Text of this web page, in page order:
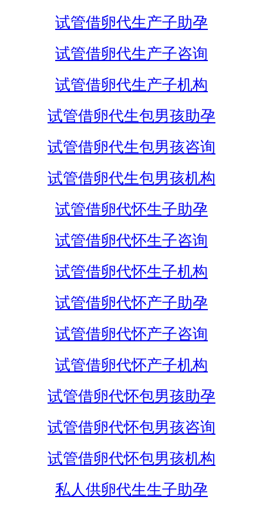
试管借卵代生产子助孕
试管借卵代生产子咨询
试管借卵代生产子机构
试管借卵代生包男孩助孕
试管借卵代生包男孩咨询
试管借卵代生包男孩机构
试管借卵代怀生子助孕
试管借卵代怀生子咨询
试管借卵代怀生子机构
试管借卵代怀产子助孕
试管借卵代怀产子咨询
试管借卵代怀产子机构
试管借卵代怀包男孩助孕
试管借卵代怀包男孩咨询
试管借卵代怀包男孩机构
私人供卵代生生子助孕